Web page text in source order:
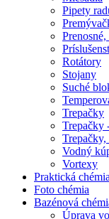
Pipety
Rotátory
Stojany
Suché
Trepačky
Trepačky
Vodný
Vortexy
Praktická chémia
Foto chémia
Bazénová
Úprava